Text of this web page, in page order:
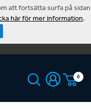
0
att fortsätta surfa på sidan
här för mer information.